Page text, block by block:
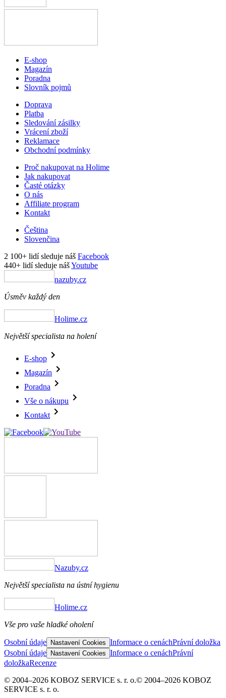
E-shop
Magazín
Poradna
Slovník pojmů
Doprava
Platba
Sledování zásilky
Vrácení zboží
Reklamace
Obchodní podmínky
Proč nakupovat na Holime
Jak nakupovat
Časté otázky
O nás
Affiliate program
Kontakt
Čeština
Slovenčina
2 100+ lidí sleduje náš Facebook
440+ lidí sleduje nášYoutube
nazuby.cz
Úsměv každý den
Holime.cz
Největší specialista na holení
E-shop
Magazín
Poradna
Vše o nákupu
Kontakt
Nazuby.cz
Největší specialista na ústní hygienu
Holime.cz
Vše pro vaše hladké oholení
Osobní údaje Nastavení Cookies Informace o cenáchPrávní doložka
Osobní údaje
Nastavení Cookies Informace o cenáchPrávní
doložkaRecenze
© 2004–2026 KOBOZ SERVICE s. r. o.© 2004–2026 KOBOZ
SERVICE s. r. o.